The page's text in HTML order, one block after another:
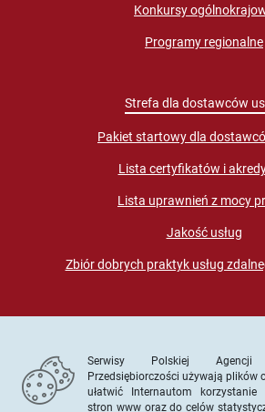
Konkursy
Programy regionalne
Strefa dla dostawców
Pakiet startowy dla
Lista certyfikatów i
Lista uprawnień z mocy
Jakość usług
Zbiór dobrych praktyk usług
Serwisy Polskiej Agencji
Przedsiębiorczości używają plików
ułatwić Internautom
stron www oraz do celów